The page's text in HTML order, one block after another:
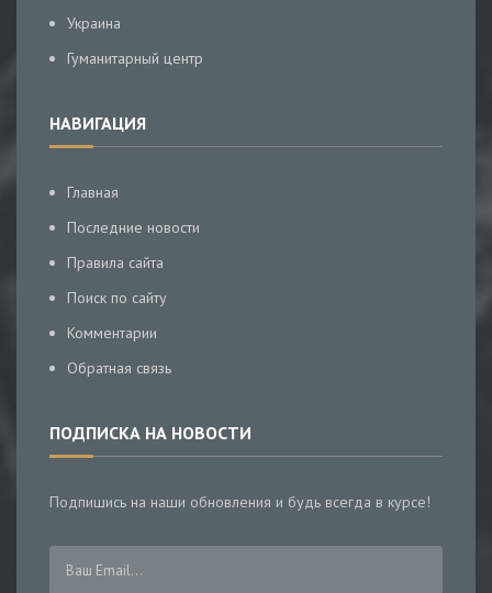
Украина
Гуманитарный центр
НАВИГАЦИЯ
Главная
Последние новости
Правила сайта
Поиск по сайту
Комментарии
Обратная связь
ПОДПИСКА НА НОВОСТИ
Подпишись на наши обновления и будь всегда в курсе!